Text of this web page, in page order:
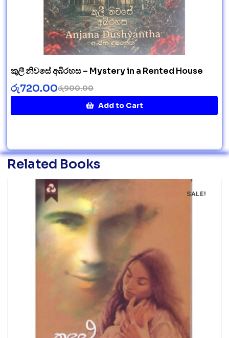
කුලී නිවසේ අබිරහස – Mystery in a Rented House
රු900.00
රු720.00
Add to Cart
Related Books
SALE!